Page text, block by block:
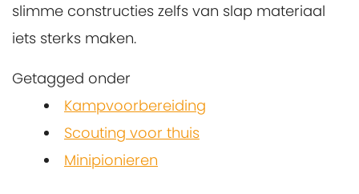
slimme constructies zelfs van slap materiaal
iets sterks maken.
Getagged onder
Kampvoorbereiding
Scouting voor thuis
Minipionieren